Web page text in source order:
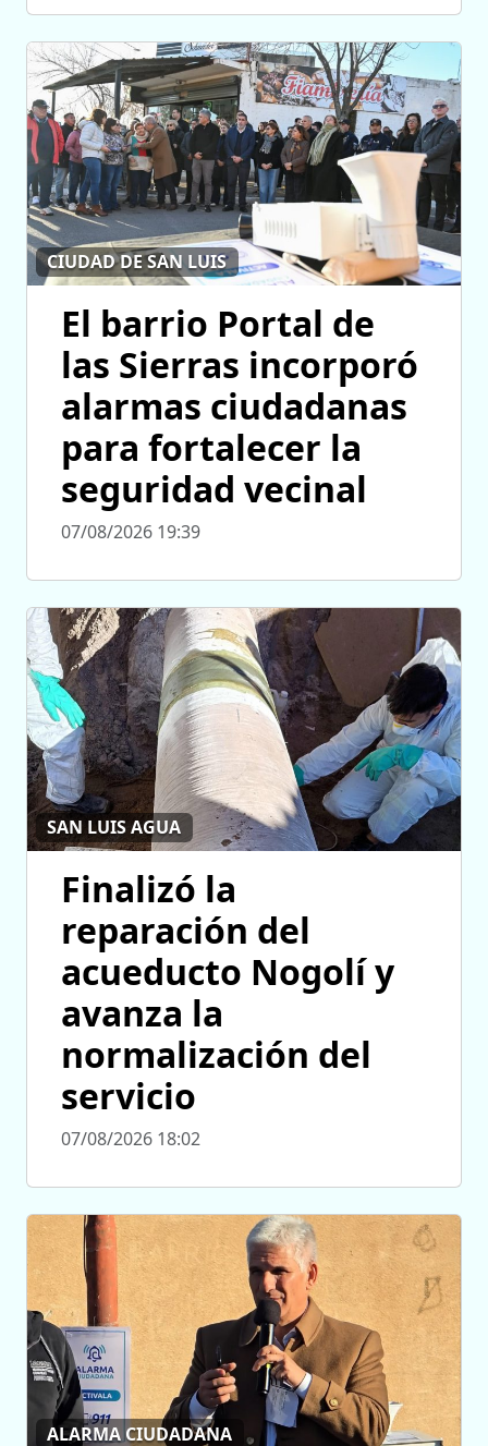
CIUDAD DE SAN LUIS
El barrio Portal de
las Sierras incorporó
alarmas ciudadanas
para fortalecer la
seguridad vecinal
07/08/2026 19:39
SAN LUIS AGUA
Finalizó la
reparación del
acueducto Nogolí y
avanza la
normalización del
servicio
07/08/2026 18:02
ALARMA CIUDADANA